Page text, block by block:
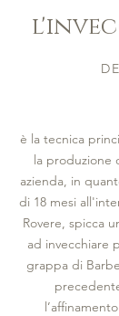
è la tecnica
la produzione
azienda, in
di 18 mesi
Rovere, spicca
ad invecchiare
grappa di